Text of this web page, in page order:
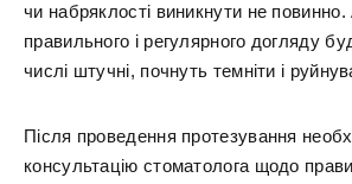
чи набряклості виникнути не
правильного і регулярного догляду
числі штучні, почнуть темніти і
Після проведення протезування
консультацію стоматолога щодо